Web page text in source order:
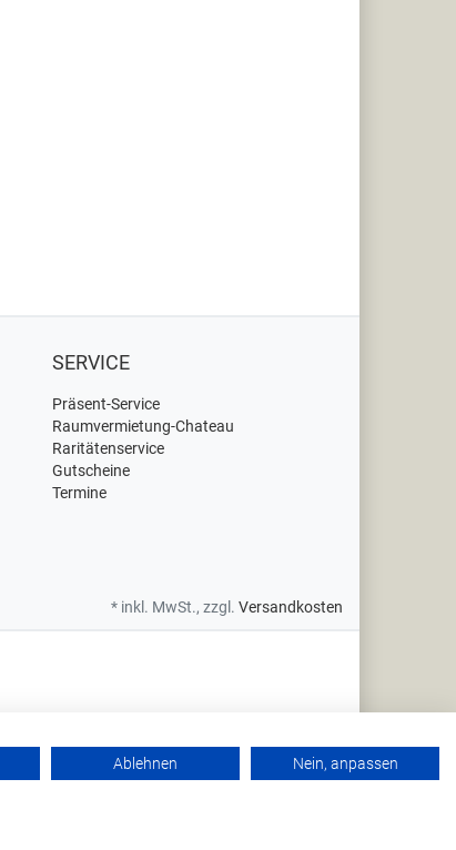
SERVICE
Präsent-Service
Raumvermietung-Chateau
Raritätenservice
Gutscheine
Termine
* inkl. MwSt., zzgl. Versandkosten
Ablehnen Nein, anpassen